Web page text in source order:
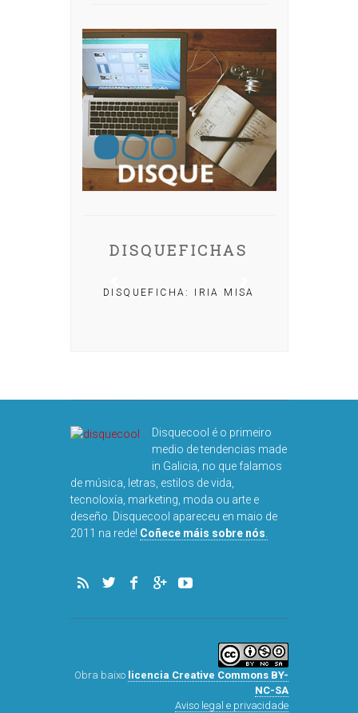
DISQUEFICHAS
DISQUEFICHA: IRIA MISA
Disquecool é o primeiro
medio de tendencias made
in Galicia, no que falamos
de música, letras, estilos de vida,
tecnoloxía, marketing, moda ou arte e
deseño. Disquecool apareceu en maio de
2011 na rede! Coñece máis sobre nós
Obra baixo licencia Creative Commons BY-
NC-SA
Aviso legal e privacidade